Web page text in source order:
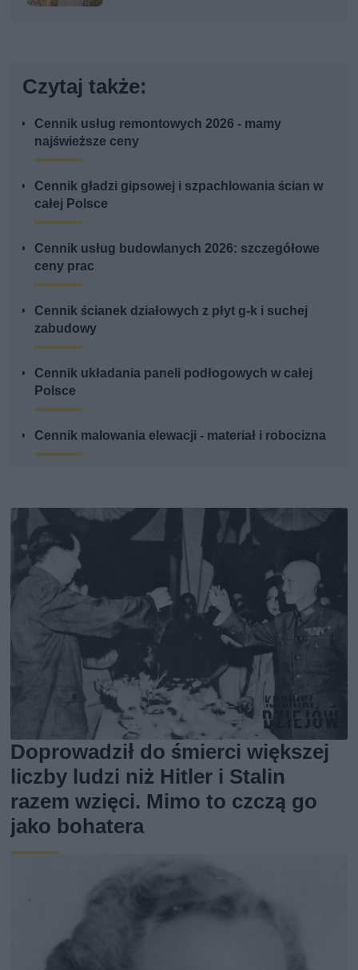
Czytaj także:
Cennik usług remontowych 2026 - mamy
najświeższe ceny
Cennik gładzi gipsowej i szpachlowania ścian w
całej Polsce
Cennik usług budowlanych 2026: szczegółowe
ceny prac
Cennik ścianek działowych z płyt g-k i suchej
zabudowy
Cennik układania paneli podłogowych w całej
Polsce
Cennik malowania elewacji - materiał i robocizna
Doprowadził do śmierci większej
liczby ludzi niż Hitler i Stalin
razem wzięci. Mimo to czczą go
jako bohatera